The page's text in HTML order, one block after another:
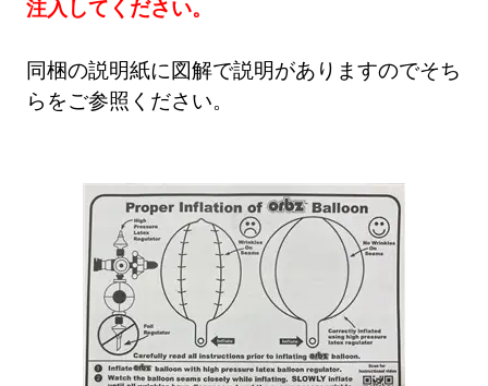
注入してください。
同梱の説明紙に図解で説明がありますのでそち
らをご参照ください。